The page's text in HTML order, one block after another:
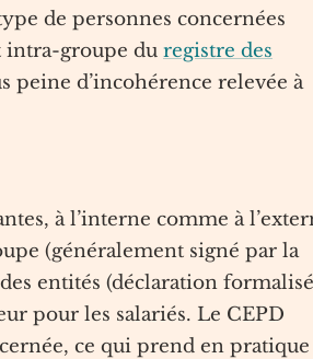
de personnes concernées
intra-groupe du registre des
d’incohérence relevée à
à l’interne comme à
(généralement signé par la
entités (déclaration
pour les salariés. Le CEPD
ce qui prend en pratique